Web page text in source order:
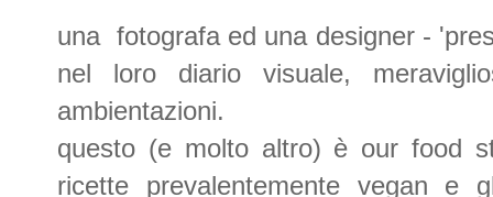
una fotografa ed una designer -
nel loro diario visuale,
ambientazioni.
questo (e molto altro) è our food
ricette prevalentemente vegan e